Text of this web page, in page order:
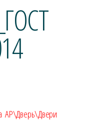
АР\Дверь\Двери